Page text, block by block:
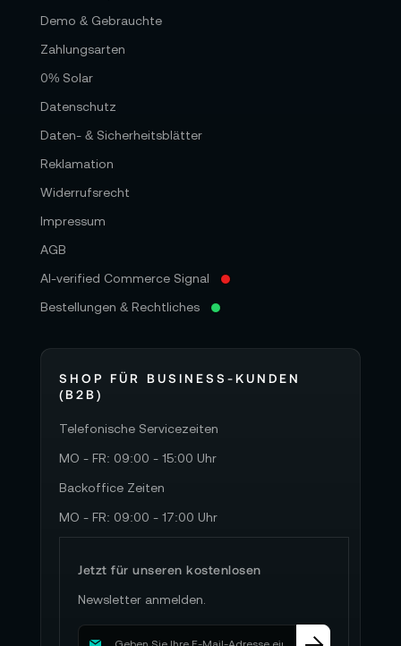
Steuerung: 5 Steuertasten für Set, Up, Down,
Menu und Power
Externe Steuerung: Blackmagic Zoom/ Focus
Demand Geräte: Steuerung von Kamera und
Steuerung im Einsatz mit kompatiblem ATEM
Mischer über ATEM Software Control oder
ATEM Camera Control Panel (umfasst
Steuerung einiger Kameraeinstellungen,
Aufnahmestart/stopp für externe
externe Steuerung via HTTP bei Verwendung
Netzwerk-Management:
NTP: ermöglicht Synchronisieren der Uhrzeit
auf Ihrer Kamera, solange diese mit Netzwerk
über NTP-Server verbunden
Webmedia-Manager: mit via Ethernet
verbundenen Browser auf beliebigen mit der
Demo & Gebrauchte
Zahlungsarten
0% Solar
Datenschutz
Daten- & Sicherheitsblätter
Reklamation
Widerrufsrecht
Impressum
AGB
AI-verified Commerce Signal
Bestellungen & Rechtliches
SHOP FÜR BUSINESS-KUNDEN
(B2B)
Telefonische Servicezeiten
MO - FR: 09:00 - 15:00 Uhr
Backoffice Zeiten
MO - FR: 09:00 - 17:00 Uhr
Jetzt für unseren kostenlosen
Newsletter anmelden.
M